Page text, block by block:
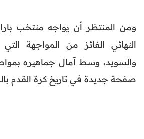
ومن المنتظر أن يواجه منتخب
النهائي الفائز من المواجهة
والسويد، وسط آمال جماهيره
صفحة جديدة في تاريخ كرة القدم